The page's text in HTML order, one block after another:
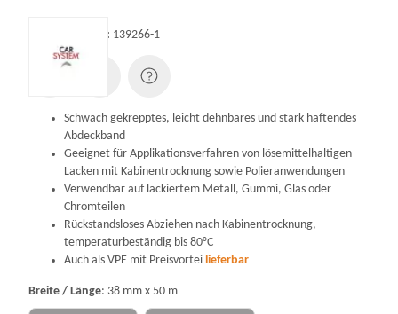
Artikelnummer: 139266-1
Schwach gekrepptes, leicht dehnbares und stark haftendes
Abdeckband
Geeignet für Applikationsverfahren von lösemittelhaltigen
Lacken mit Kabinentrocknung sowie Polieranwendungen
Verwendbar auf lackiertem Metall, Gummi, Glas oder
Chromteilen
Rückstandsloses Abziehen nach Kabinentrocknung,
temperaturbeständig bis 80°C
Auch als VPE mit Preisvortei lieferbar
Breite / Länge 38 mm x 50 m